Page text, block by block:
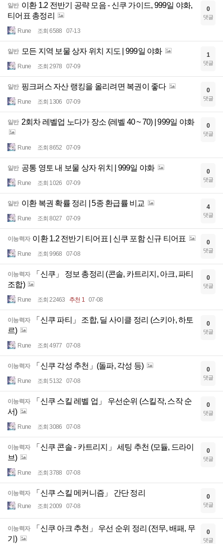
일반 이환 1.2 전반기 공략 모음 - 신쿠 가이드, 999일 야화,
티어표 총정리
Rune 조회 6588 07-13
0
댓글
일반 모든 지역 보물 상자 위치 지도 | 999일 야화
Rune 조회 2978 07-09
1
댓글
일반 핑크퍼스 자산 랭킹을 올리려면 복권이 좋다
Rune 조회 1306 07-09
0
댓글
일반 2회차 레벨업 노다가 장소 (레벨 40 ~ 70) | 999일 야화
Rune 조회 8652 07-09
0
댓글
일반 공통 영토 내 보물 상자 위치 | 999일 야화
Rune 조회 1026 07-09
0
댓글
일반 이환 복권 확률 정리 | 5종 환급률 비교
Rune 조회 8027 07-09
4
댓글
이능력자 이환 1.2 전반기 티어표 | 신쿠 포함 신규 티어표
Rune 조회 9968 07-08
0
댓글
이능력자
「신쿠」 정보 총정리 (콘솔, 카트리지, 아크, 파티
조합)
Rune 조회 22463 추천 1 07-08
0
댓글
이능력자
「신쿠 파티」 조합, 딜 사이클 정리 (스키아, 하토
르)
Rune 조회 4977 07-08
0
댓글
이능력자 「신쿠 각성 추천」(돌파, 각성 등)
Rune 조회 5132 07-08
0
댓글
이능력자
「신쿠 스킬 레벨 업」 우선순위 (스킬작, 스작 순
서)
Rune 조회 3086 07-08
0
댓글
이능력자
「신쿠 콘솔 - 카트리지」 세팅 추천 (모듈, 드라이
브)
Rune 조회 3788 07-08
0
댓글
이능력자 「신쿠 스킬 메커니즘」 간단 정리
Rune 조회 2009 07-08
0
댓글
이능력자
「신쿠 아크 추천」 우선 순위 정리 (전무, 배패, 무
기)
0
댓글